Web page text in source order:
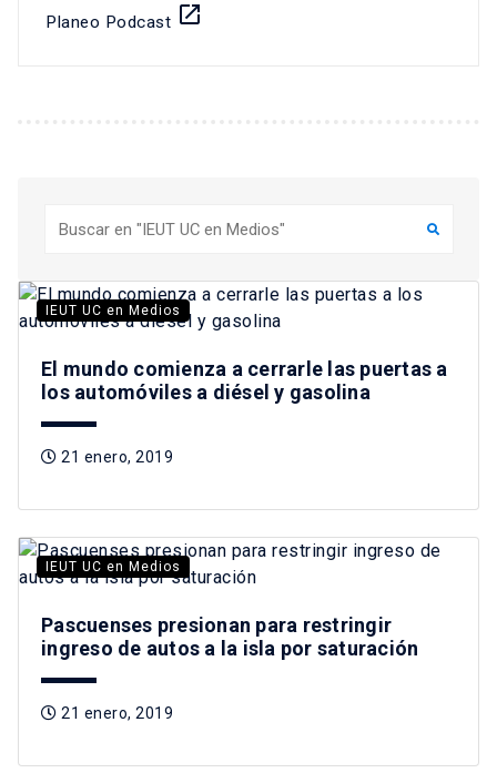
Planeo Podcast launch
IEUT UC en Medios
El mundo comienza a cerrarle las puertas a
los automóviles a diésel y gasolina
21 enero, 2019
IEUT UC en Medios
Pascuenses presionan para restringir
ingreso de autos a la isla por saturación
21 enero, 2019